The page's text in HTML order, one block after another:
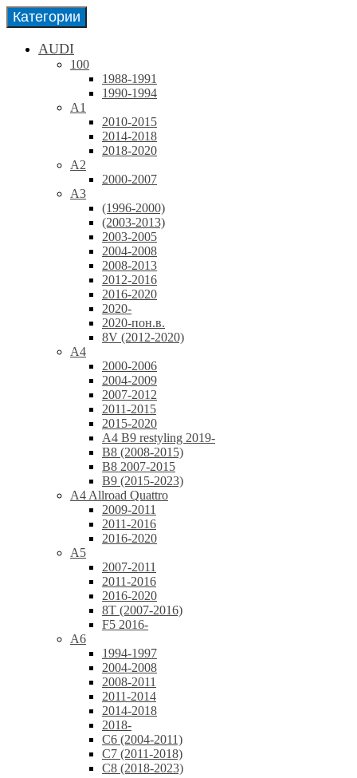
Категории
AUDI
100
1988-1991
1990-1994
A1
2010-2015
2014-2018
2018-2020
A2
2000-2007
A3
(1996-2000)
(2003-2013)
2003-2005
2004-2008
2008-2013
2012-2016
2016-2020
2020-
2020-пон.в.
8V (2012-2020)
A4
2000-2006
2004-2009
2007-2012
2011-2015
2015-2020
A4 B9 restyling 2019-
B8 (2008-2015)
B8 2007-2015
B9 (2015-2023)
A4 Allroad Quattro
2009-2011
2011-2016
2016-2020
A5
2007-2011
2011-2016
2016-2020
8T (2007-2016)
F5 2016-
A6
1994-1997
2004-2008
2008-2011
2011-2014
2014-2018
2018-
C6 (2004-2011)
C7 (2011-2018)
C8 (2018-2023)